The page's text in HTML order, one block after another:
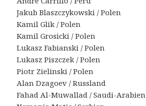
Jakub Blaszczykowski / Polen
Kamil Glik / Polen
Kamil Grosicki / Polen
Lukasz Fabianski / Polen
Lukasz Piszczek / Polen
Piotr Zielinski / Polen
Alan Dzagoev / Russland
Fahad Al-Muwallad / Saudi-Arabien